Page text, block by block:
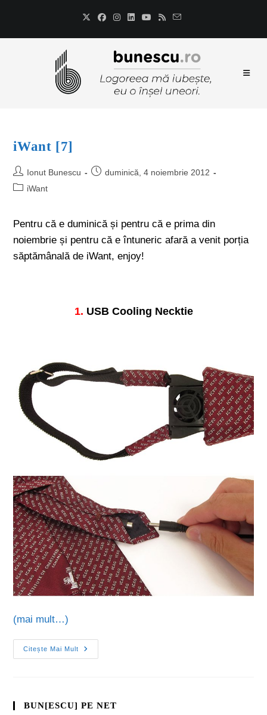
iWant [7]
Ionut Bunescu
duminică, 4 noiembrie 2012
iWant
Pentru că e duminică și pentru că e prima din
noiembrie și pentru că e întuneric afară a venit porția
săptămânală de iWant, enjoy!
1. USB Cooling Necktie
(mai mult…)
Citește Mai Mult
BUN[ESCU] PE NET